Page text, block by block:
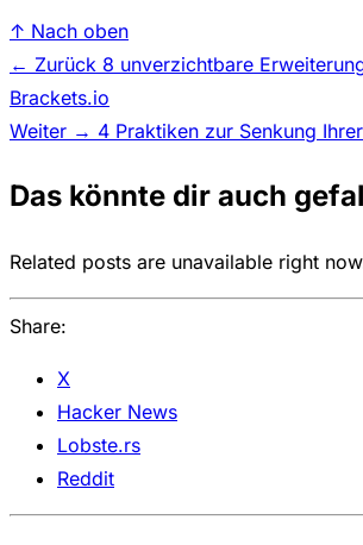
↑ Nach oben
← Zurück 8 unverzichtbare
Brackets.io
Weiter → 4 Praktiken zur Senkung
Das könnte dir auch
Related posts are unavailable right
Share:
X
Hacker News
Lobste.rs
Reddit